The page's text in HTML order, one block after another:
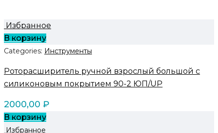
Избранное
В корзину
Categories: Инструменты
Роторасширитель ручной взрослый большой с
силиконовым покрытием 90-2 ЮП/UP
2000,00 ₽
В корзину
Избранное